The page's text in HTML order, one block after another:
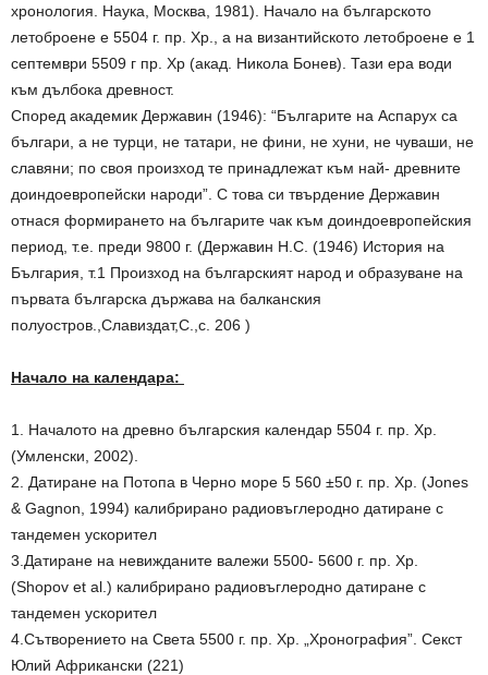
хронология. Наука, Москва, 1981). Начало на българското
летоброене е 5504 г. пр. Хр., а на византийското летоброене е 1
септември 5509 г пр. Хр (акад. Никола Бонев). Тази ера води
към дълбока древност.
Според академик Державин (1946): “Българите на Аспарух са
българи, а не турци, не татари, не фини, не хуни, не чуваши, не
славяни; по своя произход те принадлежат към най- древните
доиндоевропейски народи”. С това си твърдение Державин
отнася формирането на българите чак към доиндоевропейския
период, т.е. преди 9800 г. (Державин Н.С. (1946) История на
България, т.1 Произход на българският народ и образуване на
първата българска държава на балканския
полуостров.,Славиздат,С.,с. 206 )
Начало на календара:
1. Началото на древно българския календар 5504 г. пр. Хр.
(Умленски, 2002).
2. Датиране на Потопа в Черно море 5 560 ±50 г. пр. Хр. (Jones
& Gagnon, 1994) калибрирано радиовъглеродно датиране с
тандемен ускорител
3.Датиране на невижданите валежи 5500- 5600 г. пр. Хр.
(Shopov et al.) калибрирано радиовъглеродно датиране с
тандемен ускорител
4.Сътворението на Света 5500 г. пр. Хр. „Хронография”. Секст
Юлий Африкански (221)